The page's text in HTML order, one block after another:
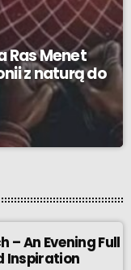
Ras Menet
z naturą do
– An Evening Full
Inspiration